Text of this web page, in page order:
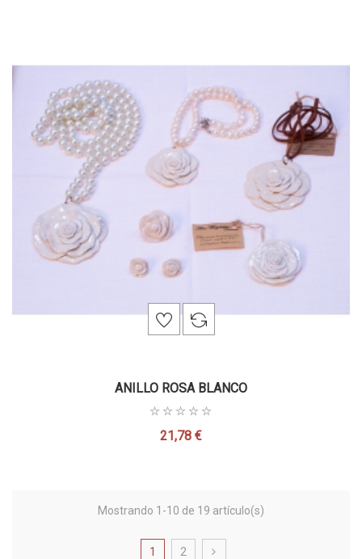
ANILLO ROSA BLANCO
Precio
21,78 €
Mostrando 1-10 de 19 artículo(s)
1 2